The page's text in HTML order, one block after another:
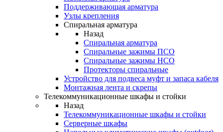
Поддерживающая арматура
Узлы крепления
Спиральная арматура
Назад
Спиральная арматура
Спиральные зажимы ПСО
Спиральные зажимы НСО
Протекторы спиральные
Устройство для подвеса муфт и запаса кабеля
Монтажная лента и скрепы
Телекоммуникационные шкафы и стойки
Назад
Телекоммуникационные шкафы и стойки
Серверные шкафы